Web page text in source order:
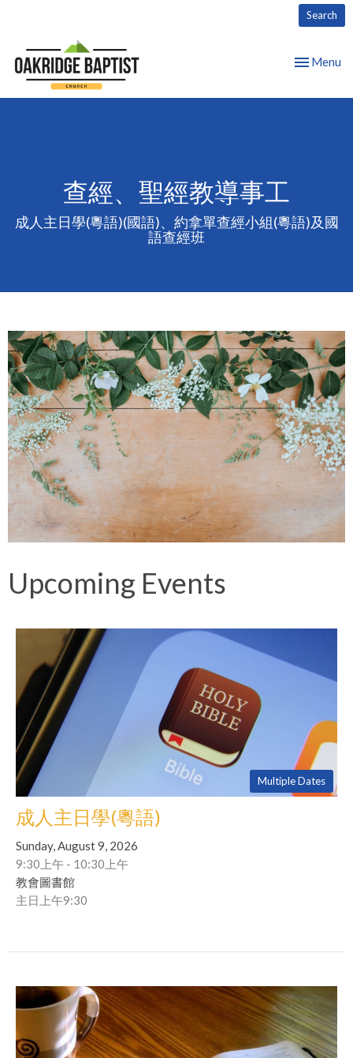
Search
Toggle
Menu
查經、聖經教導事工
成人主日學(粵語)(國語)、約拿單查經小組(粵語)及國
語查經班
Upcoming Events
Multiple Dates
成人主日學(粵語)
Sunday, August 9, 2026
9:30上午 - 10:30上午
教會圖書館
主日上午9:30